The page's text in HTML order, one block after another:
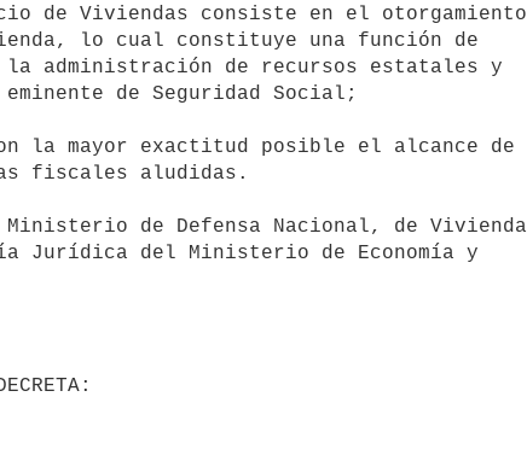
de Viviendas consiste en el otorgamiento
lo cual constituye una función de
administración de recursos estatales y
de Seguridad Social;
la mayor exactitud posible el alcance de
fiscales aludidas.
de Defensa Nacional, de Vivienda
Jurídica del Ministerio de Economía y